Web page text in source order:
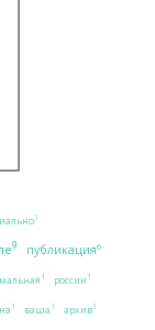
1
9 публикация6
1 россии 1
1 ваша 1 архив1